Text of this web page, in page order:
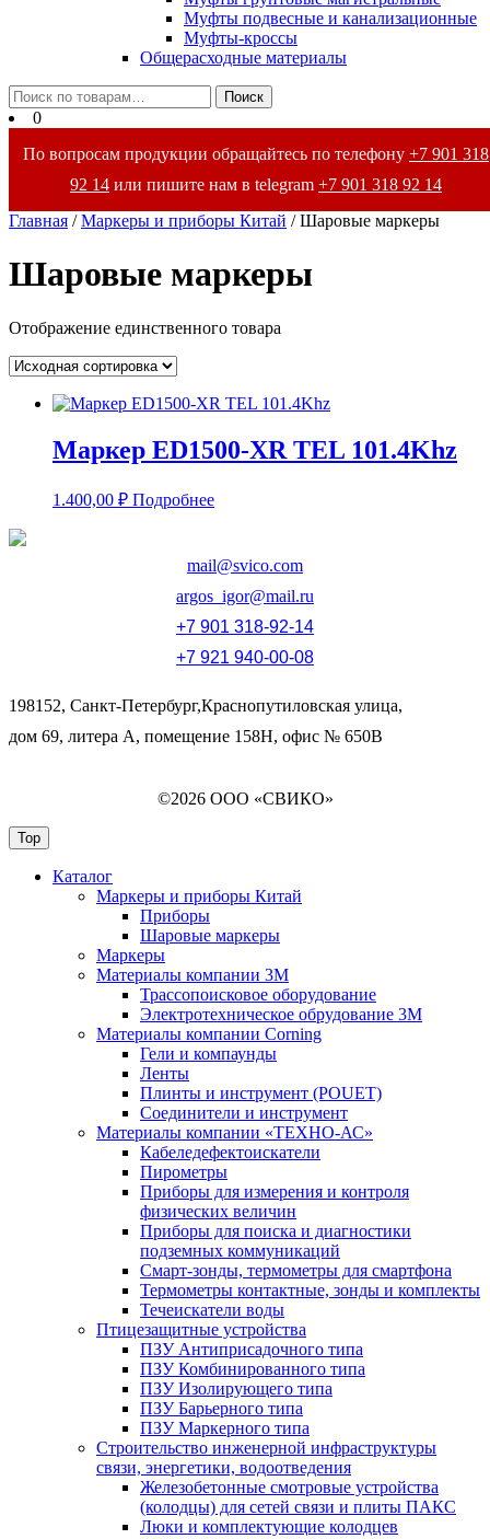
Муфты подвесные и канализационные
Муфты-кроссы
Общерасходные материалы
Закрыть
меню
Искать: Поиск
0
По вопросам продукции обращайтесь по телефону +7 901 318
92 14 или пишите нам в telegram +7 901 318 92 14
Главная /Маркеры и приборы Китай / Шаровые маркеры
Шаровые маркеры
Отображение единственного товара
Маркер ED1500-XR TEL 101.4Khz
1.400,00 ₽ Подробнее
mail@svico.com
argos_igor@mail.ru
+7 901 318-92-14
+7 921 940-00-08
198152, Санкт-Петербург,Краснопутиловская улица,
дом 69, литера А, помещение 158Н, офис № 650В
©2026 ООО «СВИКО»
Top
Каталог
Маркеры и приборы Китай
Приборы
Шаровые маркеры
Маркеры
Материалы компании 3М
Трассопоисковое оборудование
Электротехническое обрудование 3М
Материалы компании Corning
Гели и компаунды
Ленты
Плинты и инструмент (POUET)
Соединители и инструмент
Материалы компании «ТЕХНО-АС»
Кабеледефектоискатели
Пирометры
Приборы для измерения и контроля
физических величин
Приборы для поиска и диагностики
подземных коммуникаций
Смарт-зонды, термометры для смартфона
Термометры контактные, зонды и комплекты
Течеискатели воды
Птицезащитные устройства
ПЗУ Антиприсадочного типа
ПЗУ Комбинированного типа
ПЗУ Изолирующего типа
ПЗУ Барьерного типа
ПЗУ Маркерного типа
Строительство инженерной инфраструктуры
связи, энергетики, водоотведения
Железобетонные смотровые устройства
(колодцы) для сетей связи и плиты ПАКС
Люки и комплектующие колодцев